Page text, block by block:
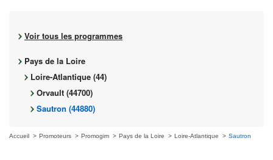
Voir tous les programmes
Pays de la Loire
Loire-Atlantique (44)
Orvault (44700)
Sautron (44880)
Accueil Promoteurs Promogim Pays de la Loire Loire-Atlantique Sautron